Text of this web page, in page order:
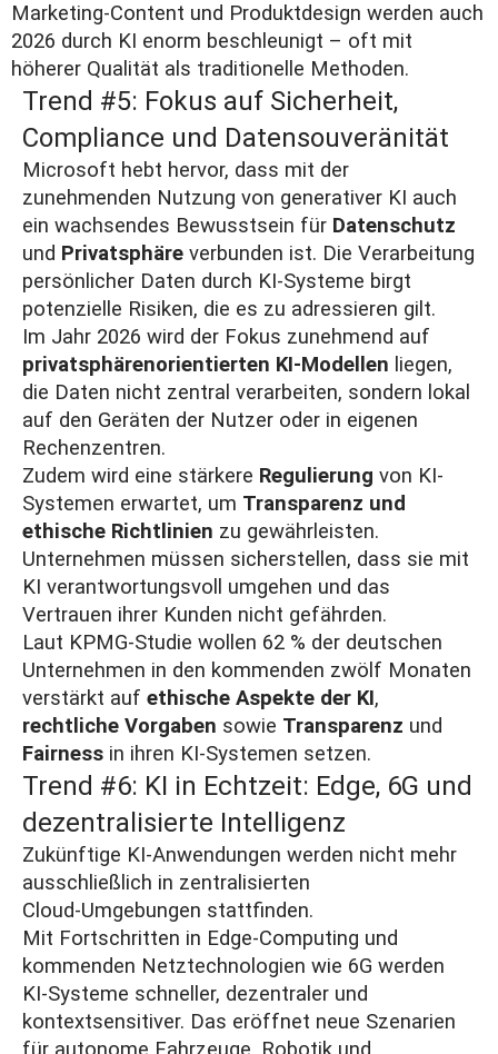
Marketing‑Content und Produktdesign werden auch
2026 durch KI enorm beschleunigt – oft mit
höherer Qualität als traditionelle Methoden.
Trend #5: Fokus auf Sicherheit,
Compliance und Datensouveränität
Microsoft hebt hervor, dass mit der
zunehmenden Nutzung von generativer KI auch
ein wachsendes Bewusstsein für Datenschutz
und Privatsphäre verbunden ist. Die Verarbeitung
persönlicher Daten durch KI-Systeme birgt
potenzielle Risiken, die es zu adressieren gilt.
Im Jahr 2026 wird der Fokus zunehmend auf
privatsphärenorientierten KI-Modellen liegen,
die Daten nicht zentral verarbeiten, sondern lokal
auf den Geräten der Nutzer oder in eigenen
Rechenzentren.
Zudem wird eine stärkere Regulierung von KI-
Systemen erwartet, um Transparenz und
ethische Richtlinien zu gewährleisten.
Unternehmen müssen sicherstellen, dass sie mit
KI verantwortungsvoll umgehen und das
Vertrauen ihrer Kunden nicht gefährden.
Laut KPMG-Studie wollen 62 % der deutschen
Unternehmen in den kommenden zwölf Monaten
verstärkt auf ethische Aspekte der KI,
rechtliche Vorgaben sowie Transparenz und
Fairness in ihren KI-Systemen setzen.
Trend #6: KI in Echtzeit: Edge, 6G und
dezentralisierte Intelligenz
Zukünftige KI‑Anwendungen werden nicht mehr
ausschließlich in zentralisierten
Cloud‑Umgebungen stattfinden.
Mit Fortschritten in Edge‑Computing und
kommenden Netztechnologien wie 6G werden
KI‑Systeme schneller, dezentraler und
kontextsensitiver. Das eröffnet neue Szenarien